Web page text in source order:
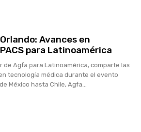
Avances en
para Latinoamérica
de Agfa para Latinoamérica, comparte las
tecnología médica durante el evento
México hasta Chile, Agfa...